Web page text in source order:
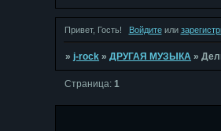
Привет, Гость! Войдитеили
»j-rock »ДРУГАЯ МУЗЫКА »
Страница:1